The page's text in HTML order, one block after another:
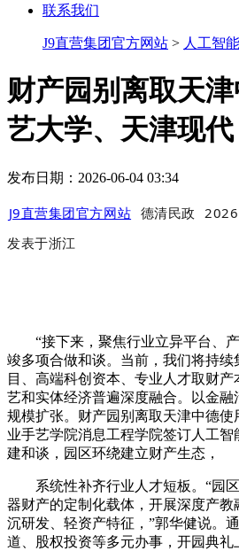
联系我们
J9直营集团官方网站 > 人工智
财产园别离取天
艺大学、天津现代
发布日期：2026-06-04 03:34
J9直营集团官方网站 德清民政
发表于浙江
“接下来，聚焦行业立异平台、产
竣多项合做和谈。当前，我们将持
目、高端科创资本、专业人才取财
艺和实体经济普遍深度融合。以金融
规模扩张。财产园别离取天津中德
业手艺学院消息工程学院签订人工
建和谈，园区环绕建立财产生态，
系统性补齐行业人才短板。“园区
器财产的定制化载体，开展深度产
沉研发、轻资产特征，”郭华健说。
道、股权投资等多元办事，开园典